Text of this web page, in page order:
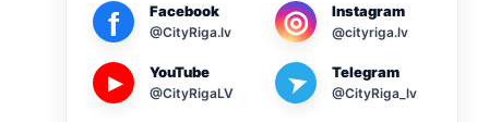
f Facebook
@CityRiga.lv ◎ Instagram
@cityriga.lv
▶
YouTube
@CityRigaLV ➤ Telegram
@CityRiga_lv